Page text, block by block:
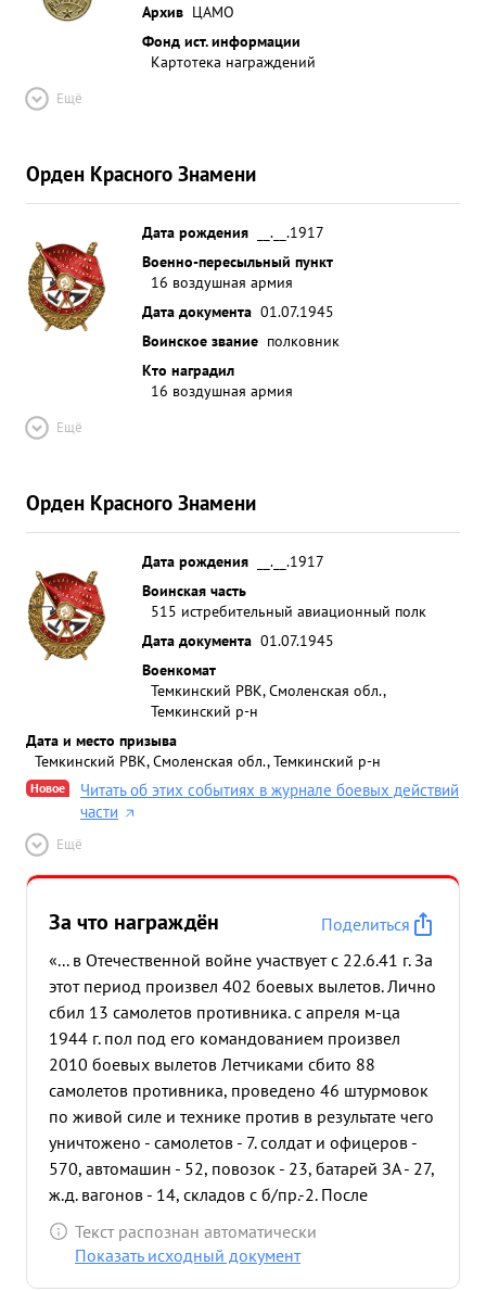
Архив ЦАМО
Фонд ист. информации
Картотека награждений
Ещё
Орден Красного Знамени
Дата рождения
__.__.1917
Военно-пересыльный пункт
16 воздушная армия
Дата документа 01.07.1945
Воинское звание полковник
Кто наградил
16 воздушная армия
Ещё
Орден Красного Знамени
Дата рождения
__.__.1917
Воинская часть
515 истребительный авиационный полк
Дата документа 01.07.1945
Военкомат
Темкинский РВК, Смоленская обл.,
Темкинский р-н
Дата и место призыва
Темкинский РВК, Смоленская обл., Темкинский р-н
Новое
Читать об этих событиях в журнале боевых действий
части
Ещё
За что награждён
Поделиться
«... в Отечественной войне участвует с 22.6.41 г. За
этот период произвел 402 боевых вылетов. Лично
сбил 13 самолетов противника. с апреля м-ца
1944 г. пол под его командованием произвел
2010 боевых вылетов Летчиками сбито 88
самолетов противника, проведено 46 штурмовок
по живой силе и технике против в результате чего
уничтожено - самолетов - 7. солдат и офицеров -
570, автомашин - 52, повозок - 23, батарей ЗА - 27,
ж.д. вагонов - 14, складов с б/пр.-2. После
последнего награждения т ГРОМОВ произвел 19
боевых вылетов. Полк под его командованием
Текст распознан автоматически
Показать исходный документ